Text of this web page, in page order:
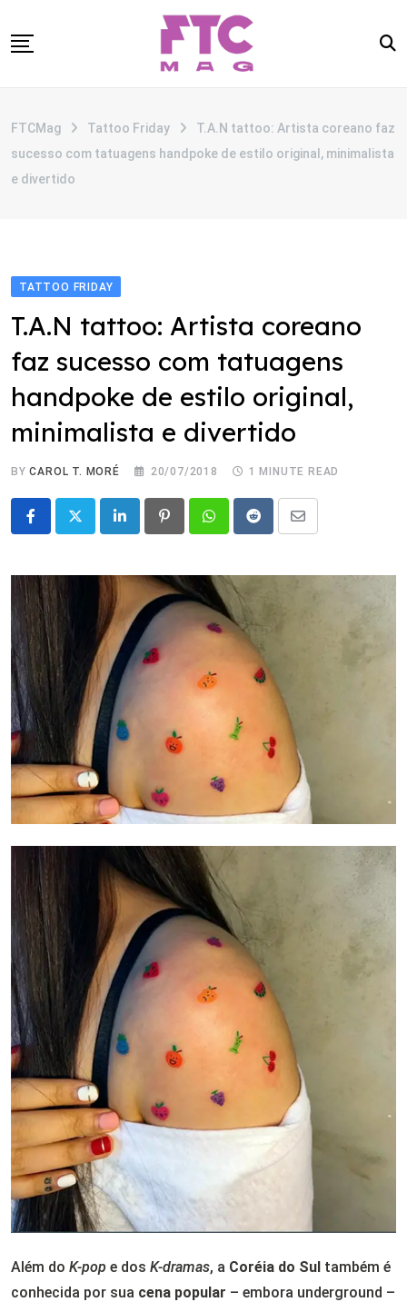
to
CATEGORIAS
ANUNCIE
FTCMag Tattoo Friday
T.A.N tattoo: Artista coreano faz
sucesso com tatuagens handpoke de estilo original, minimalista
e divertido
TATTOO FRIDAY
T.A.N tattoo: Artista coreano
faz sucesso com tatuagens
handpoke de estilo original,
minimalista e divertido
BYCAROL T. MORÉ 20/07/2018 1 MINUTE READ
LinkedIn PinterestWhatsappRedditShare
Email
Além do K-pop e dos K-dramas, a Coréia do Sul também é
conhecida por sua cena popular – embora underground –